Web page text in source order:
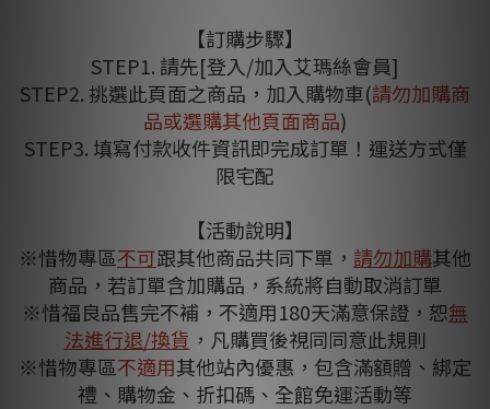
【訂購步驟】
STEP1. 請先[登入/加入艾瑪絲會員]
STEP2. 挑選此頁面之商品，加入購物車(請勿加購商
品或選購其他頁面商品)
STEP3. 填寫付款收件資訊即完成訂單！運送方式僅
限宅配
【活動說明】
※惜物專區不可跟其他商品共同下單， 請勿加購其他
商品，若訂單含加購品，系統將自動取消訂單
※惜福良品售完不補，不適用180天滿意保證，恕無
法進行退/換貨 ，凡購買後視同同意此規則
※惜物專區不適用其他站內優惠，包含滿額贈、綁定
禮、購物金、折扣碼、全館免運活動等